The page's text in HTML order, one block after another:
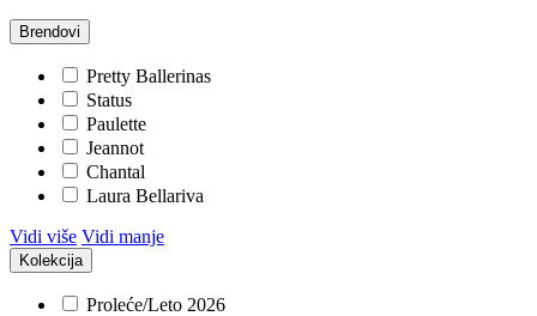
Brendovi
Pretty Ballerinas
Status
Paulette
Jeannot
Chantal
Laura Bellariva
Vidi više Vidi manje
Kolekcija
Proleće/Leto 2026